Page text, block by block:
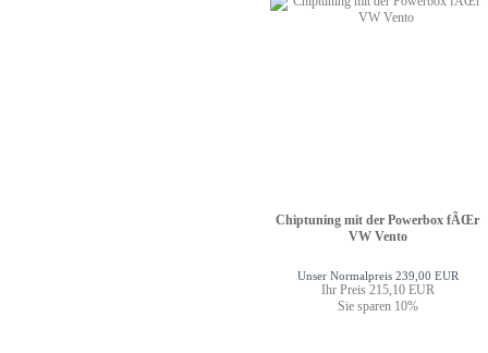
Chiptuning mit der Powerbox fÃŒr
VW Vento
Unser Normalpreis 239,00 EUR
Ihr Preis 215,10 EUR
Sie sparen 10%